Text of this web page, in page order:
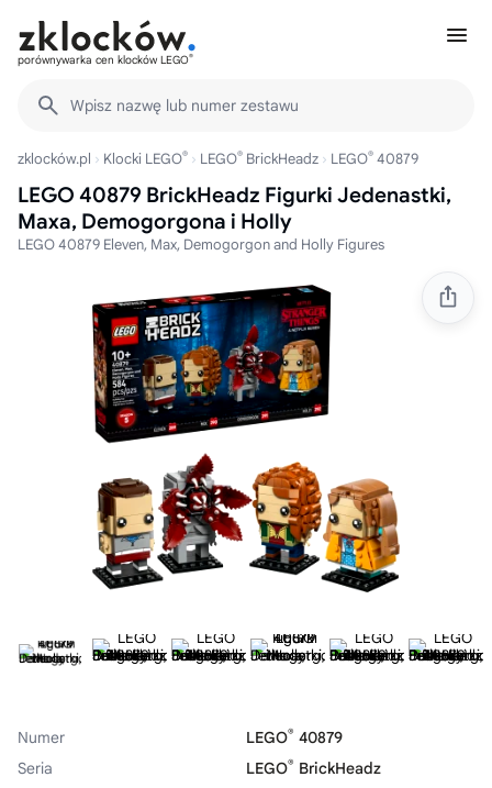
porównywarka cen klocków LEGO®
Wpisz nazwę lub numer zestawu
zklocków.pl Klocki LEGO® LEGO® BrickHeadz LEGO® 40879
LEGO 40879 BrickHeadz Figurki Jedenastki,
Maxa, Demogorgona i Holly
LEGO 40879 Eleven, Max, Demogorgon and Holly Figures
Numer LEGO® 40879
Seria
LEGO® BrickHeadz